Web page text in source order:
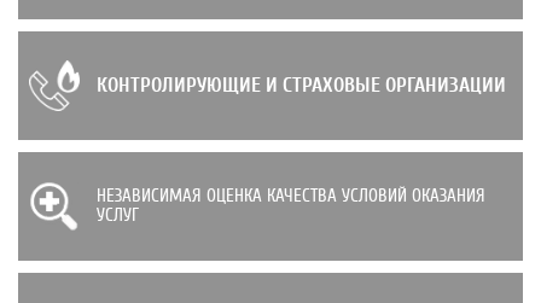
КОНТРОЛИРУЮЩИЕ И СТРАХОВЫЕ ОРГАНИЗАЦИИ
НЕЗАВИСИМАЯ ОЦЕНКА КАЧЕСТВА УСЛОВИЙ ОКАЗАНИЯ
УСЛУГ